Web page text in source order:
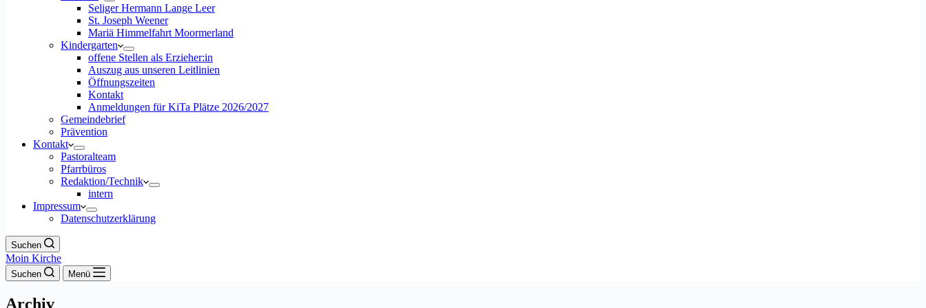
Seliger Hermann Lange Leer
St. Joseph Weener
Mariä Himmelfahrt Moormerland
Kindergarten
offene Stellen als Erzieher:in
Auszug aus unseren Leitlinien
Öffnungszeiten
Kontakt
Anmeldungen für KiTa Plätze 2026/2027
Gemeindebrief
Prävention
Kontakt
Pastoralteam
Pfarrbüros
Redaktion/Technik
intern
Impressum
Datenschutzerklärung
Suchen
Moin Kirche
Suchen Menü
Archiv